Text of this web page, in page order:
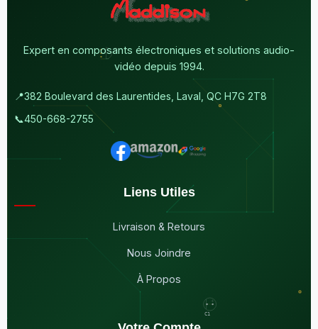
Expert en composants électroniques et solutions audio-
vidéo depuis 1994.
📍382 Boulevard des Laurentides, Laval, QC H7G 2T8
📞450-668-2755
Liens Utiles
Livraison & Retours
Nous Joindre
À Propos